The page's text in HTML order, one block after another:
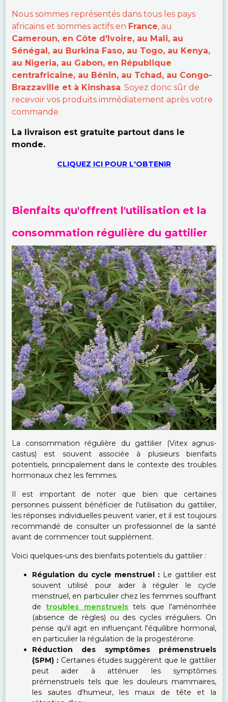
Nous sommes représentés dans tous les pays
africains et sommes actifs en France, au
Cameroun, en Côte d'Ivoire, au Mali, au
Sénégal, au Burkina Faso, au Togo, au Kenya,
au Nigeria, au Gabon, en République
centrafricaine, au Bénin, au Tchad, au Congo-
Brazzaville et à Kinshasa. Soyez donc sûr de
recevoir vos produits immédiatement après votre
commande.
La livraison est gratuite partout dans le
monde.
CLIQUEZ ICI POUR L'OBTENIR
Bienfaits qu'offrent l'utilisation et la
consommation régulière du gattilier
La consommation régulière du gattilier (Vitex agnus-
castus) est souvent associée à plusieurs bienfaits
potentiels, principalement dans le contexte des troubles
hormonaux chez les femmes.
Il est important de noter que bien que certaines
personnes puissent bénéficier de l'utilisation du gattilier,
les réponses individuelles peuvent varier, et il est toujours
recommandé de consulter un professionnel de la santé
avant de commencer tout supplément.
Voici quelques-uns des bienfaits potentiels du gattilier :
Régulation du cycle menstruel : Le gattilier est
souvent utilisé pour aider à réguler le cycle
menstruel, en particulier chez les femmes souffrant
detroubles menstruelstels que l'aménorrhée
(absence de règles) ou des cycles irréguliers. On
pense qu'il agit en influençant l'équilibre hormonal,
en particulier la régulation de la progestérone.
Réduction des symptômes prémenstruels
(SPM) :Certaines études suggèrent que le gattilier
peut aider à atténuer les symptômes
prémenstruels tels que les douleurs mammaires,
les sautes d'humeur, les maux de tête et la